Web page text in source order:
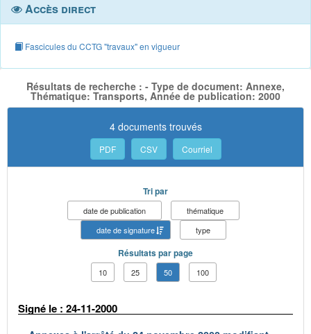
Accès direct
Fascicules du CCTG "travaux" en vigueur
Résultats de recherche : - Type de document: Annexe,
Thématique: Transports, Année de publication: 2000
4 documents trouvés
PDF CSV Courriel
Tri par
date de publication
thématique
date de signature
type
Résultats par page
10 25 50 100
Signé le : 24-11-2000